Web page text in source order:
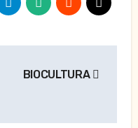
BIOCULTURA